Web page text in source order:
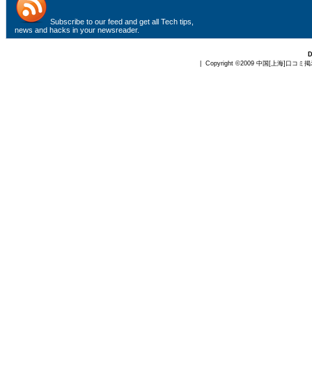
Subscribe to our feed and get all Tech tips,
news and hacks in your newsreader.
| Copyright ©2009 中国[上海]口コミ掲